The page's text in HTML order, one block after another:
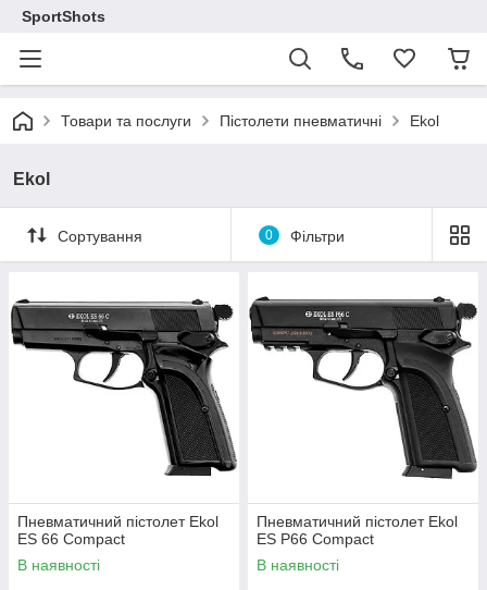
SportShots
Товари та послуги Пістолети пневматичні Ekol
Ekol
Сортування 0 Фільтри
Пневматичний пістолет Ekol
ES 66 Compact
В наявності
Пневматичний пістолет Ekol
ES P66 Compact
В наявності